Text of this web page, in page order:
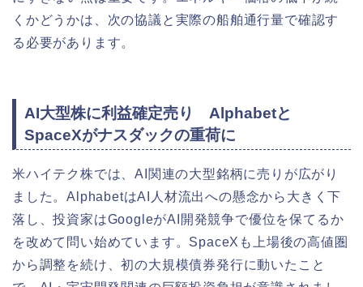
くかどうかは、次の協議と実際の船舶通行量で確認す
る必要があります。
AI大型株に利益確定売り Alphabetと
SpaceXがナスダックの重荷に
米ハイテク株では、AI関連の大型銘柄に売りが広がり
ました。AlphabetはAI人材流出への懸念から大きく下
落し、投資家はGoogleがAI開発競争で優位を保てるか
を改めて問い始めています。SpaceXも上場後の高値圏
から調整を続け、初の大規模債券発行に動いたこと